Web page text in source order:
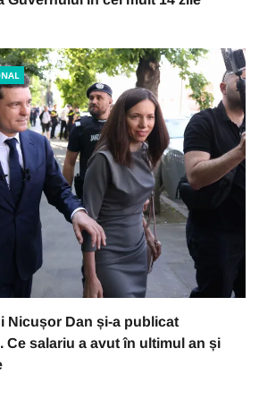
Nicușor Dan și-a publicat
Ce salariu a avut în ultimul an și